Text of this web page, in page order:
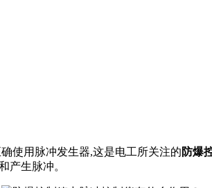
使用脉冲发生器,这是电工所关注的 防爆
产生脉冲。